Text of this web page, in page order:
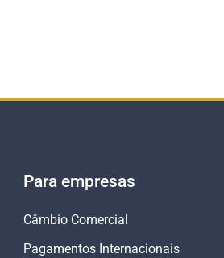
Para empresas
Câmbio Comercial
Pagamentos Internacionais